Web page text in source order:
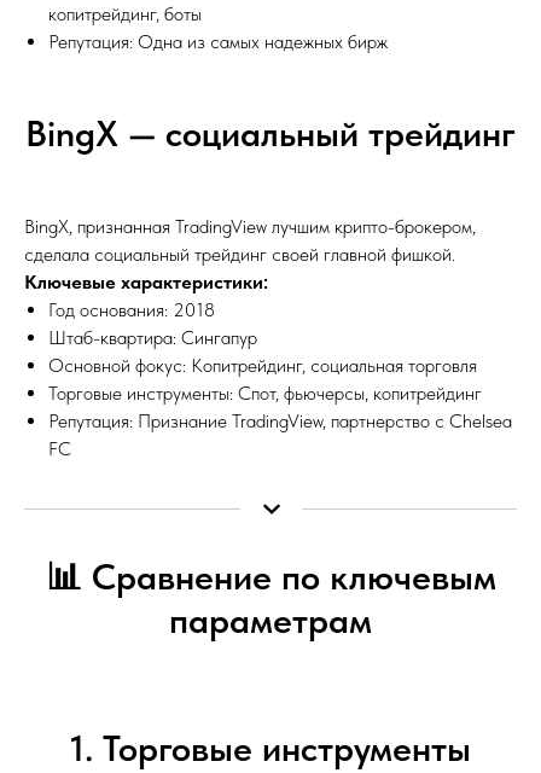
копитрейдинг, боты
Репутация: Одна из самых надежных бирж
BingX — социальный трейдинг
BingX, признанная TradingView лучшим крипто-брокером,
сделала социальный трейдинг своей главной фишкой.
Ключевые характеристики:
Год основания: 2018
Штаб-квартира: Сингапур
Основной фокус: Копитрейдинг, социальная торговля
Торговые инструменты: Спот, фьючерсы, копитрейдинг
Репутация: Признание TradingView, партнерство с Chelsea
FC
📊 Сравнение по ключевым
параметрам
1. Торговые инструменты